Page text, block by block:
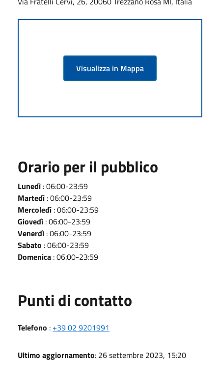
Visualizza in Mappa
Orario per il pubblico
Lunedì : 06:00-23:59
Martedì : 06:00-23:59
Mercoledì : 06:00-23:59
Giovedì : 06:00-23:59
Venerdì : 06:00-23:59
Sabato : 06:00-23:59
Domenica : 06:00-23:59
Punti di contatto
Telefono : +39 02 9201991
Ultimo aggiornamento: 26 settembre 2023, 15:20